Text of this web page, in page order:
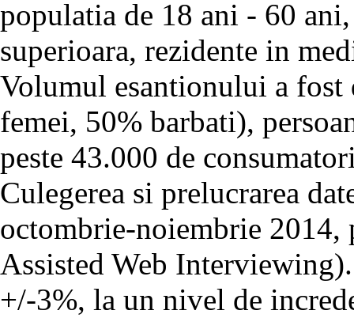
populatia de 18 ani - 60
superioara, rezidente in
Volumul esantionului a fost
femei, 50% barbati),
peste 43.000 de
Culegerea si prelucrarea
octombrie-noiembrie
Assisted Web
+/-3%, la un nivel de